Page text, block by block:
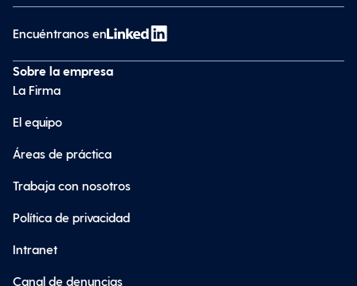
Encuéntranos en
Sobre la empresa
La Firma
El equipo
Áreas de práctica
Trabaja con nosotros
Política de privacidad
Intranet
Canal de denuncias